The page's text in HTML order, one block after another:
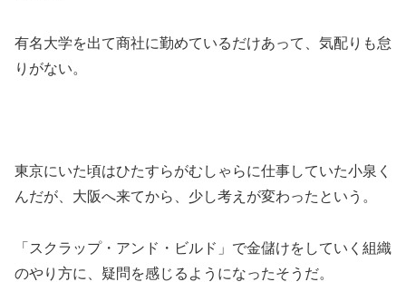
有名大学を出て商社に勤めているだけあって、気配りも怠
りがない。
東京にいた頃はひたすらがむしゃらに仕事していた小泉く
んだが、大阪へ来てから、少し考えが変わったという。
「スクラップ・アンド・ビルド」で金儲けをしていく組織
のやり方に、疑問を感じるようになったそうだ。